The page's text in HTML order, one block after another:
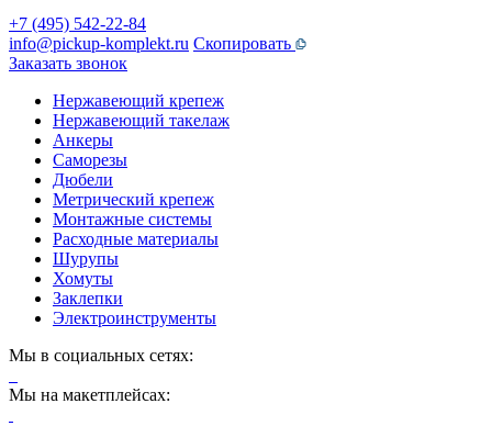
+7 (495) 542-22-84
info@pickup-komplekt.ru Скопировать
Заказать звонок
Нержавеющий крепеж
Нержавеющий такелаж
Анкеры
Саморезы
Дюбели
Метрический крепеж
Монтажные системы
Расходные материалы
Шурупы
Хомуты
Заклепки
Электроинструменты
Мы в социальных сетях:
Мы на макетплейсах: